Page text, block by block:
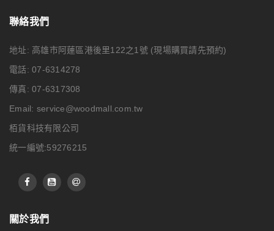
聯絡我們
地址: 高雄市阿蓮區港後里122之1號 (現場購買請先預約)
電話: 07-6314278
傳真: 07-6317308
Email: service@woodmall.com.tw
栢貨科技有限公司
統一編號:59276215
關於我們